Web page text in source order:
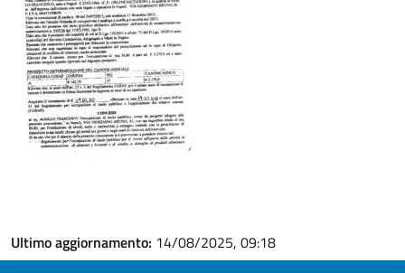
Ultimo aggiornamento: 14/08/2025, 09:18